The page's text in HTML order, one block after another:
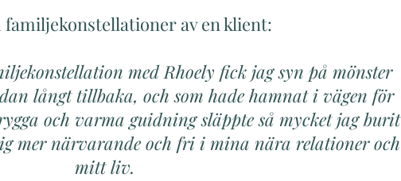
familjekonstellationer av en klient:
med Rhoely fick jag syn på mönster
långt tillbaka, och som hade hamnat i vägen för
och varma guidning släppte så mycket jag burit
mer närvarande och fri i mina nära relationer och
mitt liv.